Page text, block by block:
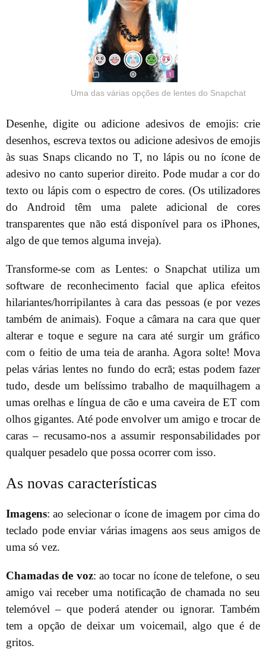
Uma das várias opções de lentes do Snapchat
Desenhe, digite ou adicione adesivos de emojis: crie
desenhos, escreva textos ou adicione adesivos de emojis
às suas Snaps clicando no T, no lápis ou no ícone de
adesivo no canto superior direito. Pode mudar a cor do
texto ou lápis com o espectro de cores. (Os utilizadores
do Android têm uma palete adicional de cores
transparentes que não está disponível para os iPhones,
algo de que temos alguma inveja).
Transforme-se com as Lentes: o Snapchat utiliza um
software de reconhecimento facial que aplica efeitos
hilariantes/horripilantes à cara das pessoas (e por vezes
também de animais). Foque a câmara na cara que quer
alterar e toque e segure na cara até surgir um gráfico
com o feitio de uma teia de aranha. Agora solte! Mova
pelas várias lentes no fundo do ecrã; estas podem fazer
tudo, desde um belíssimo trabalho de maquilhagem a
umas orelhas e língua de cão e uma caveira de ET com
olhos gigantes. Até pode envolver um amigo e trocar de
caras – recusamo-nos a assumir responsabilidades por
qualquer pesadelo que possa ocorrer com isso.
As novas características
Imagens: ao selecionar o ícone de imagem por cima do
teclado pode enviar várias imagens aos seus amigos de
uma só vez.
Chamadas de voz: ao tocar no ícone de telefone, o seu
amigo vai receber uma notificação de chamada no seu
telemóvel – que poderá atender ou ignorar. Também
tem a opção de deixar um voicemail, algo que é de
gritos.